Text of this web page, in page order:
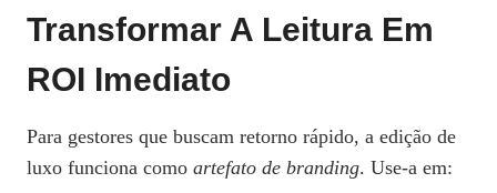
Transformar A Leitura Em
ROI Imediato
Para gestores que buscam retorno rápido, a edição de
luxo funciona como artefato de branding. Use-a em: